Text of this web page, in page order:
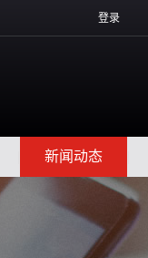
登录
新闻动态